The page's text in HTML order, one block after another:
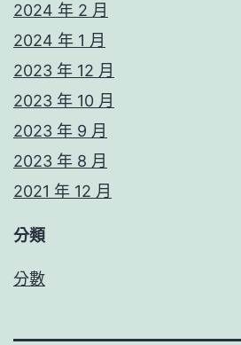
2024 年 2 月
2024 年 1 月
2023 年 12 月
2023 年 10 月
2023 年 9 月
2023 年 8 月
2021 年 12 月
分類
分數